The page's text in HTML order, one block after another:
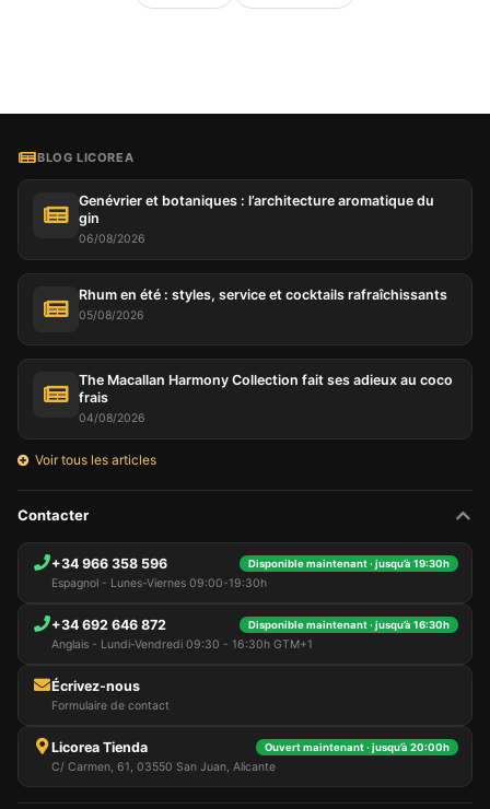
BLOG LICOREA
Genévrier et botaniques : l’architecture aromatique du
gin
06/08/2026
Rhum en été : styles, service et cocktails rafraîchissants
05/08/2026
The Macallan Harmony Collection fait ses adieux au coco
frais
04/08/2026
Voir tous les articles
Contacter
+34 966 358 596 Disponible maintenant · jusqu’à 19:30h
Espagnol - Lunes-Viernes 09:00-19:30h
+34 692 646 872 Disponible maintenant · jusqu’à 16:30h
Anglais - Lundi-Vendredi 09:30 - 16:30h GTM+1
Écrivez-nous
Formulaire de contact
Licorea Tienda Ouvert maintenant · jusqu’à 20:00h
C/ Carmen, 61, 03550 San Juan, Alicante